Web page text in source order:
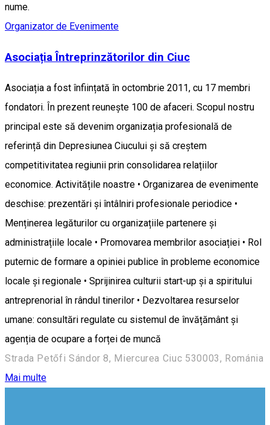
nume.
Organizator de Evenimente
Asociația Întreprinzătorilor din Ciuc
Asociația a fost înființată în octombrie 2011, cu 17 membri
fondatori. În prezent reunește 100 de afaceri. Scopul nostru
principal este să devenim organizația profesională de
referință din Depresiunea Ciucului și să creștem
competitivitatea regiunii prin consolidarea relațiilor
economice. Activitățile noastre • Organizarea de evenimente
deschise: prezentări și întâlniri profesionale periodice •
Menținerea legăturilor cu organizațiile partenere și
administrațiile locale • Promovarea membrilor asociației • Rol
puternic de formare a opiniei publice în probleme economice
locale și regionale • Sprijinirea culturii start-up și a spiritului
antreprenorial în rândul tinerilor • Dezvoltarea resurselor
umane: consultări regulate cu sistemul de învățământ și
agenția de ocupare a forței de muncă
Strada Petőfi Sándor 8, Miercurea Ciuc 530003, Románia
Mai multe